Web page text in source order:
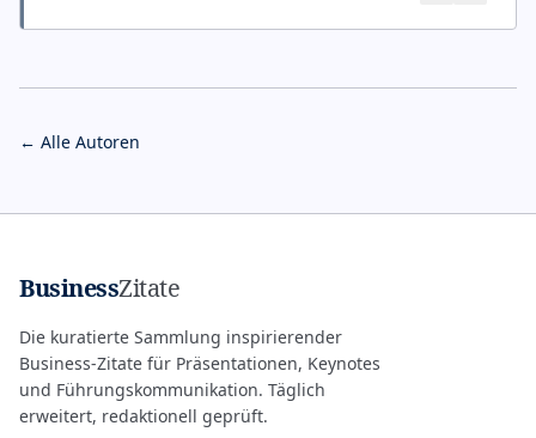
← Alle Autoren
BusinessZitate
Die kuratierte Sammlung inspirierender
Business-Zitate für Präsentationen, Keynotes
und Führungskommunikation. Täglich
erweitert, redaktionell geprüft.